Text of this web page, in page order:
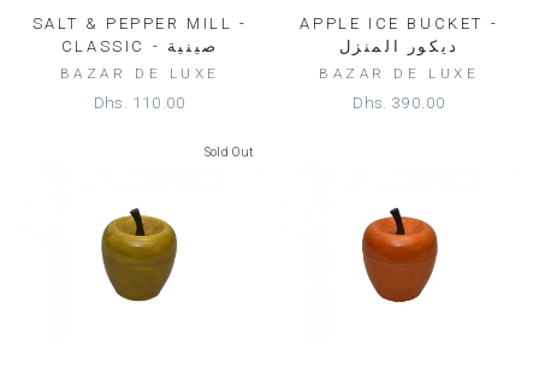
SALT & PEPPER MILL -
CLASSIC - صينية
BAZAR DE LUXE
Dhs. 110.00
APPLE ICE BUCKET -
ديكور المنزل
BAZAR DE LUXE
Dhs. 390.00
Sold Out